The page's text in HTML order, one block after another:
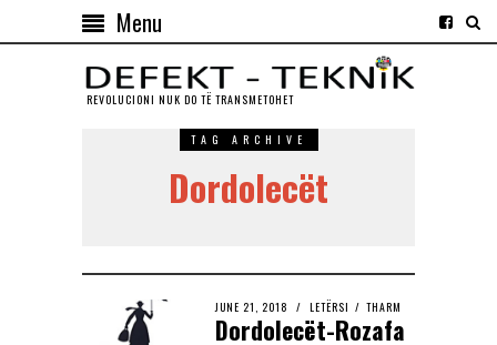
Menu
REVOLUCIONI NUK DO TЁ TRANSMETOHET
TAG ARCHIVE
Dordolecët
JUNE 21, 2018 LETËRSI / THARM
Dordolecët-Rozafa